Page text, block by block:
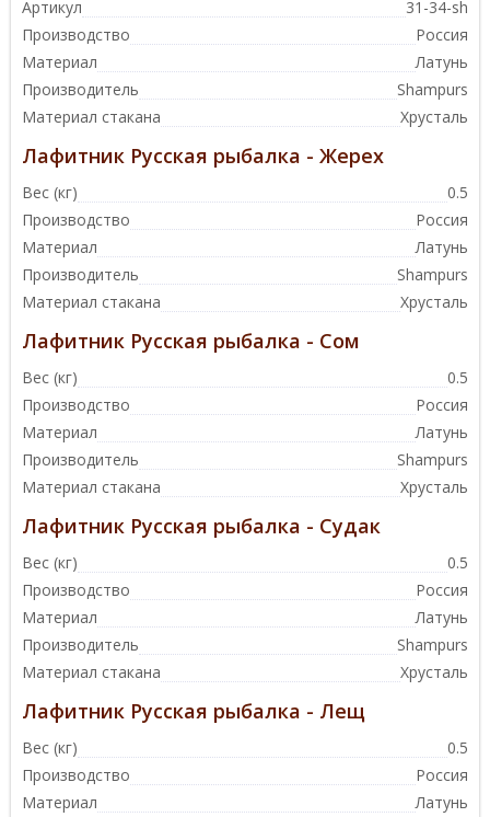
Артикул
31-34-sh
Производство
Россия
Материал
Латунь
Производитель
Shampurs
Материал стакана
Хрусталь
Лафитник Русская рыбалка - Жерех
Вес (кг)
0.5
Производство
Россия
Материал
Латунь
Производитель
Shampurs
Материал стакана
Хрусталь
Лафитник Русская рыбалка - Сом
Вес (кг)
0.5
Производство
Россия
Материал
Латунь
Производитель
Shampurs
Материал стакана
Хрусталь
Лафитник Русская рыбалка - Судак
Вес (кг)
0.5
Производство
Россия
Материал
Латунь
Производитель
Shampurs
Материал стакана
Хрусталь
Лафитник Русская рыбалка - Лещ
Вес (кг)
0.5
Производство
Россия
Материал
Латунь